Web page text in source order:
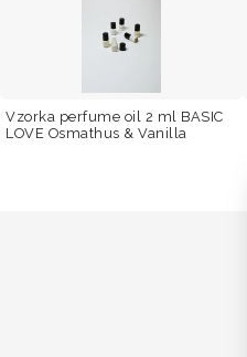
Vzorka perfume oil 2 ml BASIC
LOVE Osmathus & Vanilla